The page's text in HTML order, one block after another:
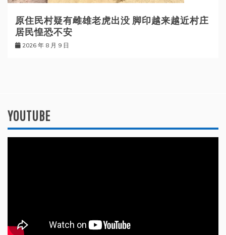
原住民村疑有雌雄老虎出没 脚印越来越近村庄
居民惶恐不安
2026 年 8 月 9 日
YOUTUBE